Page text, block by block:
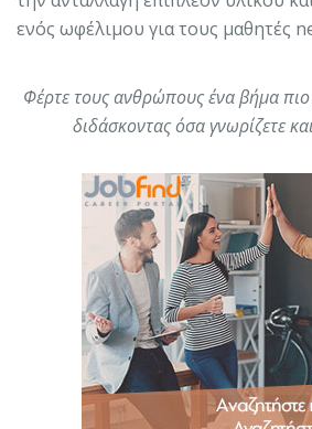
ενός ωφέλιμου για τους μαθητές
Φέρτε τους ανθρώπους ένα βήμα πιο
διδάσκοντας όσα γνωρίζετε